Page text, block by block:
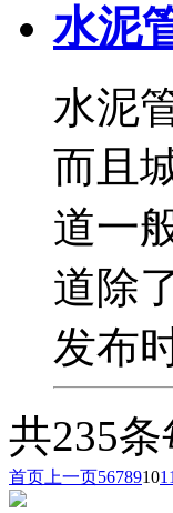
水泥
水泥
而且
道一
道除
发布
共235条
首页 上一页567891011